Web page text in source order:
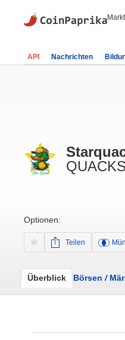
API Nachrichten
QUACKS
Optionen:
Teilen
Überblick Börsen /